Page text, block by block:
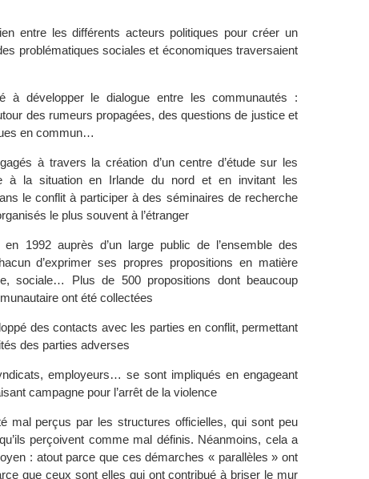
entre les différents acteurs politiques pour créer un
problématiques sociales et économiques traversaient
à développer le dialogue entre les communautés :
des rumeurs propagées, des questions de justice et
en commun…
à travers la création d’un centre d’étude sur les
à la situation en Irlande du nord et en invitant les
le conflit à participer à des séminaires de recherche
le plus souvent à l’étranger
1992 auprès d’un large public de l’ensemble des
d’exprimer ses propres propositions en matière
sociale… Plus de 500 propositions dont beaucoup
ont été collectées
des contacts avec les parties en conflit, permettant
des parties adverses
employeurs… se sont impliqués en engageant
campagne pour l’arrêt de la violence
mal perçus par les structures officielles, qui sont peu
perçoivent comme mal définis. Néanmoins, cela a
: atout parce que ces démarches « parallèles » ont
que ceux sont elles qui ont contribué à briser le mur